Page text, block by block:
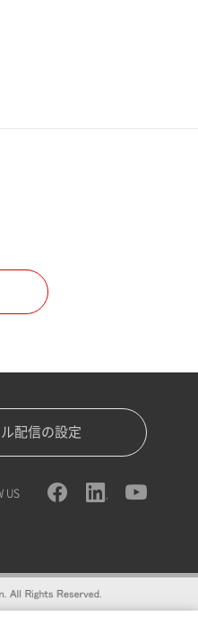
ル配信の設定
US